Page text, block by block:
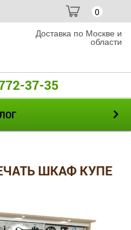
0
Доставка по Москве и
области
37-35
ШКАФ КУПЕ